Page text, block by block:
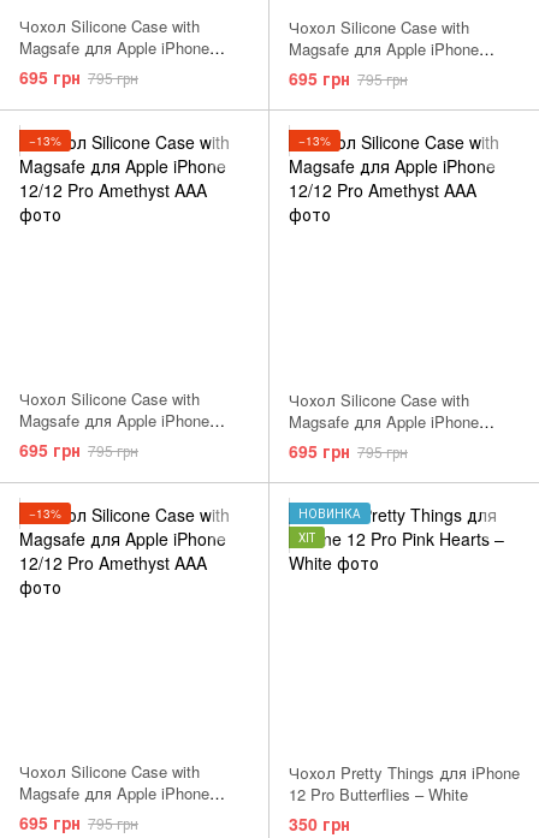
Чохол Silicone Case with
Magsafe для Apple iPhone
12/12 Pro Pink Citrus AAA
695 грн 795 грн
Чохол Silicone Case with
Magsafe для Apple iPhone
12/12 Pro Pistachio AAA
695 грн 795 грн
−13%
Чохол Silicone Case with
Magsafe для Apple iPhone
12/12 Pro Kumquat AAA
695 грн 795 грн
−13%
Чохол Silicone Case with
Magsafe для Apple iPhone
12/12 Pro White AAA
695 грн 795 грн
−13%
Чохол Silicone Case with
Magsafe для Apple iPhone
12/12 Pro Amethyst AAA
695 грн 795 грн
НОВИНКА
ХІТ
Чохол Pretty Things для iPhone
12 Pro Butterflies – White
350 грн